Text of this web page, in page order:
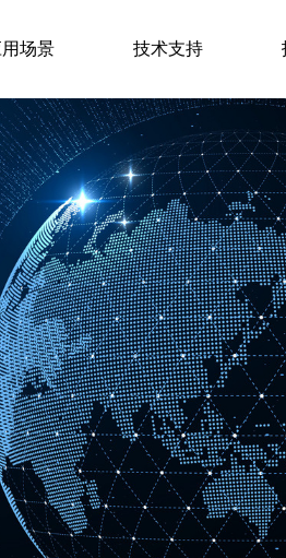
场景 技术支持